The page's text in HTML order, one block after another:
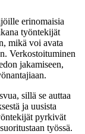
erinomaisia
työntekijät
mikä voi avata
Verkostoituminen
jakamiseen,
sillä se auttaa
ja uusista
pyrkivät
työssä.